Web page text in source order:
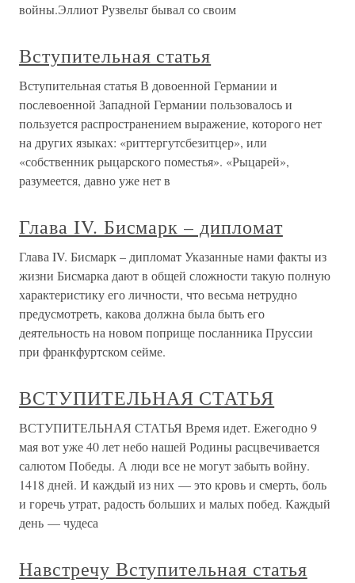
войны.Эллиот Рузвельт бывал со своим
Вступительная статья
Вступительная статья В довоенной Германии и
послевоенной Западной Германии пользовалось и
пользуется распространением выражение, которого нет
на других языках: «риттергутсбезитцер», или
«собственник рыцарского поместья». «Рыцарей»,
разумеется, давно уже нет в
Глава IV. Бисмарк – дипломат
Глава IV. Бисмарк – дипломат Указанные нами факты из
жизни Бисмарка дают в общей сложности такую полную
характеристику его личности, что весьма нетрудно
предусмотреть, какова должна была быть его
деятельность на новом поприще посланника Пруссии
при франкфуртском сейме.
ВСТУПИТЕЛЬНАЯ СТАТЬЯ
ВСТУПИТЕЛЬНАЯ СТАТЬЯ Время идет. Ежегодно 9
мая вот уже 40 лет небо нашей Родины расцвечивается
салютом Победы. А люди все не могут забыть войну.
1418 дней. И каждый из них — это кровь и смерть, боль
и горечь утрат, радость больших и малых побед. Каждый
день — чудеса
Навстречу Вступительная статья